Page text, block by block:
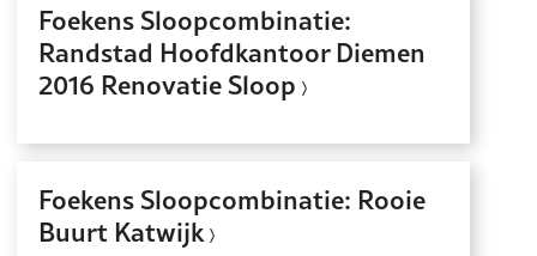
Foekens Sloopcombinatie:
Randstad Hoofdkantoor Diemen
2016 Renovatie Sloop
Foekens Sloopcombinatie: Rooie
Buurt Katwijk